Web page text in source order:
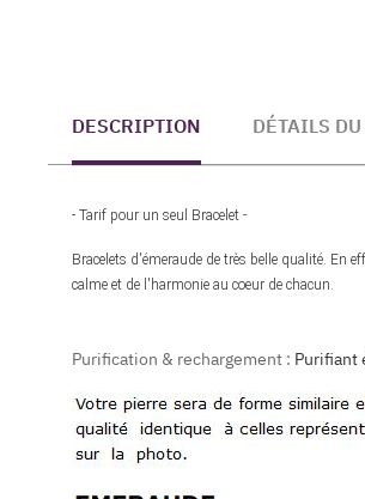
DESCRIPTION DÉTAILS
- Tarif pour un seul Bracelet -
Bracelets d'émeraude de très belle qualité. En
calme et de l'harmonie au coeur de chacun.
Purification & rechargement : Purifiant